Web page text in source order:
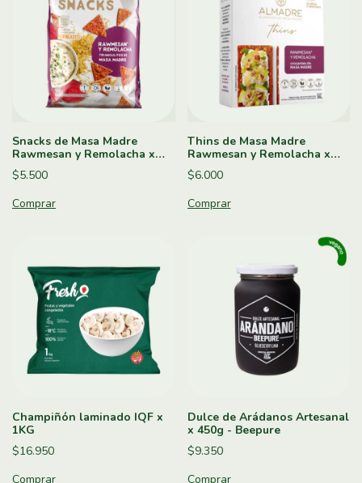
Snacks de Masa Madre
Rawmesan y Remolacha x
130g - Almadre
$5.500
Thins de Masa Madre
Rawmesan y Remolacha x
160g - Almadre
$6.000
Champiñón laminado IQF x
1KG
$16.950
Dulce de Arádanos Artesanal
x 450g - Beepure
$9.350